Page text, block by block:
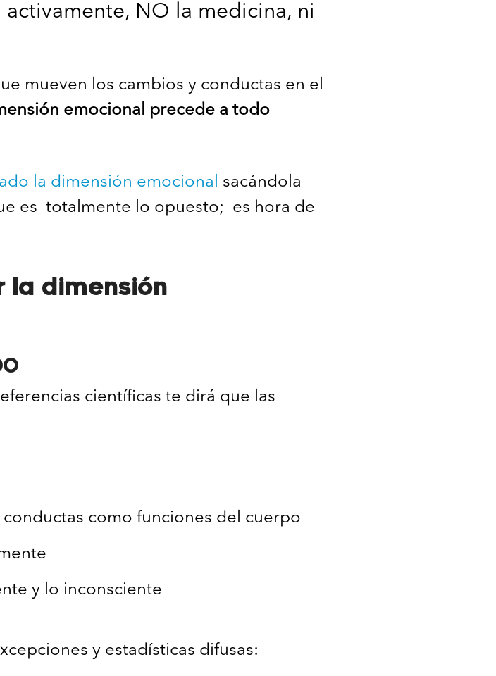
NO la medicina, ni
mueven los cambios y conductas en el
emocional precede a todo
la dimensión emocional sacándola
es totalmente lo opuesto; es hora de
la dimensión
científicas te dirá que las
como funciones del cuerpo
y lo inconsciente
y estadísticas difusas: